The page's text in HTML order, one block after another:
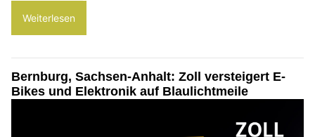
Weiterlesen
Bernburg, Sachsen-Anhalt: Zoll versteigert E-
Bikes und Elektronik auf Blaulichtmeile